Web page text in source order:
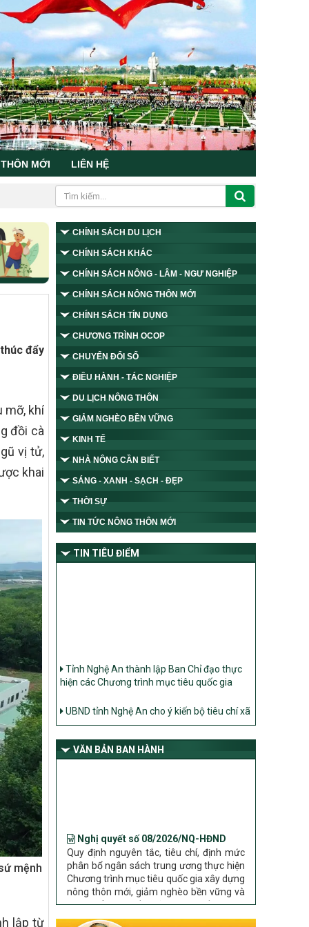
MỚI LIÊN HỆ
đẩy
mỡ, khí
đồi cà
vị tử,
khai
mệnh
lập từ
CHÍNH SÁCH DU LỊCH
CHÍNH SÁCH KHÁC
CHÍNH SÁCH NÔNG - LÂM - NGƯ NGHIỆP
CHÍNH SÁCH NÔNG THÔN MỚI
CHÍNH SÁCH TÍN DỤNG
CHƯƠNG TRÌNH OCOP
CHUYỂN ĐỔI SỐ
ĐIỀU HÀNH - TÁC NGHIỆP
DU LỊCH NÔNG THÔN
GIẢM NGHÈO BỀN VỮNG
KINH TẾ
NHÀ NÔNG CẦN BIẾT
SÁNG - XANH - SẠCH - ĐẸP
THỜI SỰ
TIN TỨC NÔNG THÔN MỚI
TIN TIÊU ĐIỂM
hiện các Chương trình mục tiêu quốc gia
Nông thôn mới
Ban Thường vụ Tỉnh ủy Nghệ An ban hành
mục tiêu quốc gia xây dựng nông thôn mới,
giảm nghèo bền vững và phát triển kinh tế –
mục tiêu quốc gia trên địa bàn
VĂN BẢN BAN HÀNH
phân bổ ngân sách trung ương thực hiện
Chương trình mục tiêu quốc gia xây dựng
nông thôn mới, giảm nghèo bền vững và
phát triển kinh tế – xã hội vùng đồng bào
dân tộc thiểu số và miền núi giai đoạn
2026 – 2030 trên địa bàn tỉnh Nghệ An
Chỉ Thị số 22-CT/TU